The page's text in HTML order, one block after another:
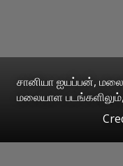
சானியா ஐயப்பன்,
மலையாள படங்களிலும்,